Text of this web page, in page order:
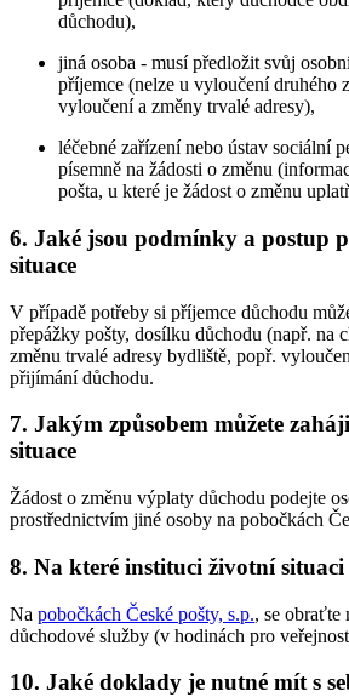
důchodu),
jiná osoba - musí předložit svůj
příjemce (nelze u vyloučení druhého
vyloučení a změny trvalé adresy),
léčebné zařízení nebo ústav sociální
písemně na žádosti o změnu
pošta, u které je žádost o změnu
6. Jaké jsou podmínky a postup
situace
V případě potřeby si příjemce důchodu
přepážky pošty, dosílku důchodu (např. na
změnu trvalé adresy bydliště, popř.
přijímání důchodu.
7. Jakým způsobem můžete
situace
Žádost o změnu výplaty důchodu podejte
prostřednictvím jiné osoby na pobočkách
8. Na které instituci životní situaci
Na pobočkách České pošty, s.p., se obraťte
důchodové služby (v hodinách pro
10. Jaké doklady je nutné mít s